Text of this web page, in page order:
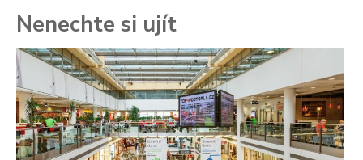
Nenechte si ujít